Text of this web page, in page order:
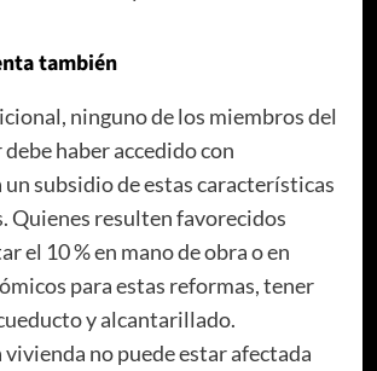
también
ninguno de los miembros del
haber accedido con
subsidio de estas características
Quienes resulten favorecidos
el 10 % en mano de obra o en
para estas reformas, tener
y alcantarillado.
no puede estar afectada